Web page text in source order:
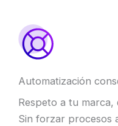
Automatización
Respeto a tu
Sin forzar procesos